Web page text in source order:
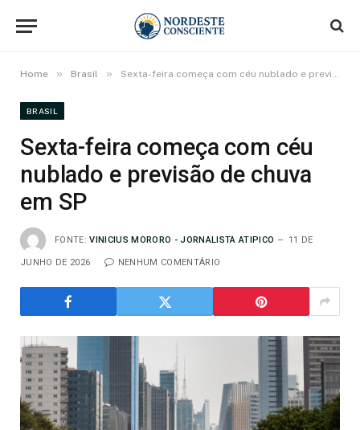
Home » Brasil » Sexta-feira começa com céu nublado e previsão de chuva em SP
BRASIL
Sexta-feira começa com céu
nublado e previsão de chuva
em SP
FONTE: VINICIUS MORORO - JORNALISTA ATIPICO 11 DE
JUNHO DE 2026 NENHUM COMENTÁRIO